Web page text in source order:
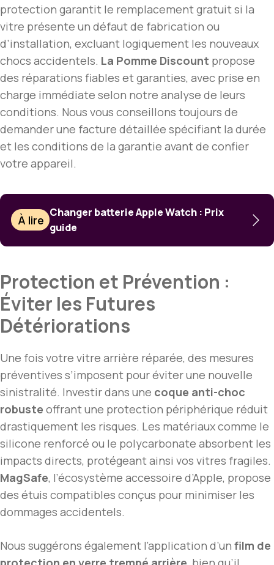
protection garantit le remplacement gratuit si la
vitre présente un défaut de fabrication ou
d’installation, excluant logiquement les nouveaux
chocs accidentels. La Pomme Discount propose
des réparations fiables et garanties, avec prise en
charge immédiate selon notre analyse de leurs
conditions. Nous vous conseillons toujours de
demander une facture détaillée spécifiant la durée
et les conditions de la garantie avant de confier
votre appareil.
À lire
Changer batterie Apple Watch : Prix
guide
Protection et Prévention :
Éviter les Futures
Détériorations
Une fois votre vitre arrière réparée, des mesures
préventives s’imposent pour éviter une nouvelle
sinistralité. Investir dans une coque anti-choc
robuste offrant une protection périphérique réduit
drastiquement les risques. Les matériaux comme le
silicone renforcé ou le polycarbonate absorbent les
impacts directs, protégeant ainsi vos vitres fragiles.
MagSafe, l’écosystème accessoire d’Apple, propose
des étuis compatibles conçus pour minimiser les
dommages accidentels.
Nous suggérons également l’application d’un film de